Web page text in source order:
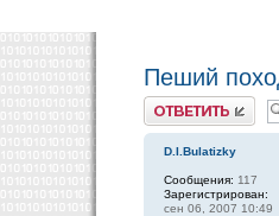
Пеший
Ответить
D.I.Bulatizky
Сообщения: 117
Зарегистрирован:
сен 06, 2007 10:49